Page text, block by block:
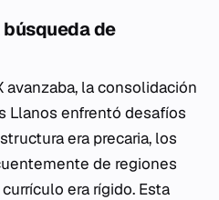
de
avanzaba, la consolidación
Llanos enfrentó desafíos
era precaria, los
de regiones
era rígido. Esta